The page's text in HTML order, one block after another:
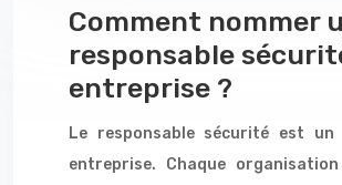
Comment nommer
responsable
entreprise ?
Le responsable sécurité est
entreprise. Chaque